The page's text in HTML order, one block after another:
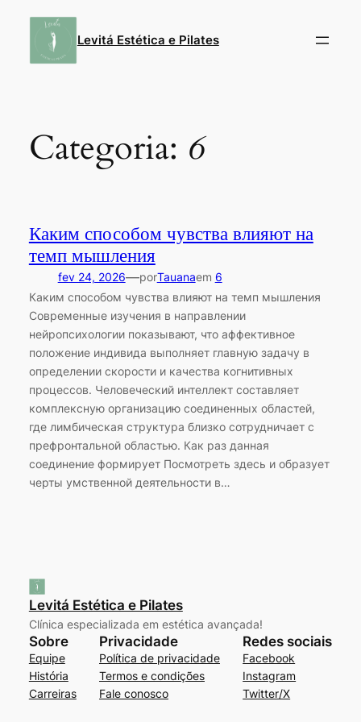
Levitá Estética e Pilates
Categoria: 6
Каким способом чувства влияют на
темп мышления
fev 24, 2026—porTauanaem 6
Каким способом чувства влияют на темп мышления
Современные изучения в направлении
нейропсихологии показывают, что аффективное
положение индивида выполняет главную задачу в
определении скорости и качества когнитивных
процессов. Человеческий интеллект составляет
комплексную организацию соединенных областей,
где лимбическая структура близко сотрудничает с
префронтальной областью. Как раз данная
соединение формирует Посмотреть здесь и образует
черты умственной деятельности в…
Levitá Estética e Pilates
Clínica especializada em estética avançada!
Sobre
Equipe
História
Carreiras
Privacidade
Política de privacidade
Termos e condições
Fale conosco
Redes sociais
Facebook
Instagram
Twitter/X